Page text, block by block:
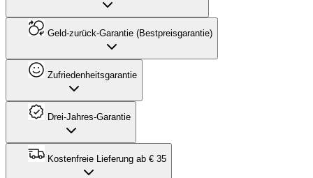
Geld-zurück-Garantie (Bestpreisgarantie)
Zufriedenheitsgarantie
Drei-Jahres-Garantie
Kostenfreie Lieferung ab € 35